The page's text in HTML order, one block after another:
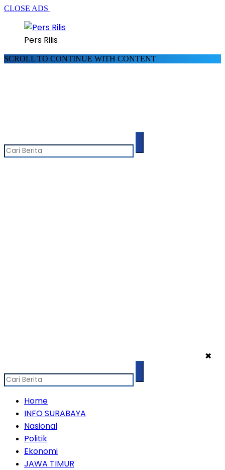
CLOSE ADS
Pers Rilis
SCROLL TO CONTINUE WITH CONTENT
✖
Home
INFO SURABAYA
Nasional
Politik
Ekonomi
JAWA TIMUR